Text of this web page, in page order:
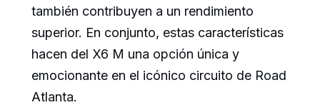
también contribuyen a un rendimiento
superior. En conjunto, estas características
hacen del X6 M una opción única y
emocionante en el icónico circuito de Road
Atlanta.